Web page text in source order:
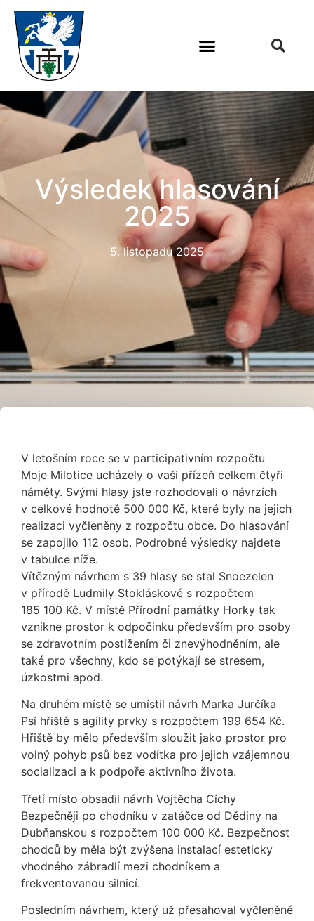
Výsledek hlasování
2025
5. listopadu 2025
V letošním roce se v participativním rozpočtu
Moje Milotice ucházely o vaši přízeň celkem čtyři
náměty. Svými hlasy jste rozhodovali o návrzích
v celkové hodnotě 500 000 Kč, které byly na jejich
realizaci vyčleněny z rozpočtu obce. Do hlasování
se zapojilo 112 osob. Podrobné výsledky najdete
v tabulce níže.
Vítězným návrhem s 39 hlasy se stal Snoezelen
v přírodě Ludmily Stokláskové s rozpočtem
185 100 Kč. V místě Přírodní památky Horky tak
vznikne prostor k odpočinku především pro osoby
se zdravotním postižením či znevýhodněním, ale
také pro všechny, kdo se potýkají se stresem,
úzkostmi apod.
Na druhém místě se umístil návrh Marka Jurčíka
Psí hřiště s agility prvky s rozpočtem 199 654 Kč.
Hřiště by mělo především sloužit jako prostor pro
volný pohyb psů bez vodítka pro jejich vzájemnou
socializaci a k podpoře aktivního života.
Třetí místo obsadil návrh Vojtěcha Cíchy
Bezpečněji po chodníku v zatáčce od Dědiny na
Dubňanskou s rozpočtem 100 000 Kč. Bezpečnost
chodců by měla být zvýšena instalací esteticky
vhodného zábradlí mezi chodníkem a
frekventovanou silnicí.
Posledním návrhem, který už přesahoval vyčleněné